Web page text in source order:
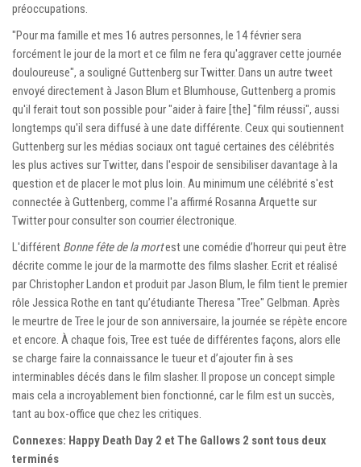
préoccupations.
"Pour ma famille et mes 16 autres personnes, le 14 février sera
forcément le jour de la mort et ce film ne fera qu'aggraver cette journée
douloureuse", a souligné Guttenberg sur Twitter. Dans un autre tweet
envoyé directement à Jason Blum et Blumhouse, Guttenberg a promis
qu'il ferait tout son possible pour "aider à faire [the] "film réussi", aussi
longtemps qu'il sera diffusé à une date différente. Ceux qui soutiennent
Guttenberg sur les médias sociaux ont tagué certaines des célébrités
les plus actives sur Twitter, dans l'espoir de sensibiliser davantage à la
question et de placer le mot plus loin. Au minimum une célébrité s'est
connectée à Guttenberg, comme l'a affirmé Rosanna Arquette sur
Twitter pour consulter son courrier électronique.
L'différent Bonne fête de la mortest une comédie d’horreur qui peut être
décrite comme le jour de la marmotte des films slasher. Ecrit et réalisé
par Christopher Landon et produit par Jason Blum, le film tient le premier
rôle Jessica Rothe en tant qu’étudiante Theresa "Tree" Gelbman. Après
le meurtre de Tree le jour de son anniversaire, la journée se répète encore
et encore. À chaque fois, Tree est tuée de différentes façons, alors elle
se charge faire la connaissance le tueur et d’ajouter fin à ses
interminables décés dans le film slasher. Il propose un concept simple
mais cela a incroyablement bien fonctionné, car le film est un succès,
tant au box-office que chez les critiques.
Connexes: Happy Death Day 2 et The Gallows 2 sont tous deux
terminés